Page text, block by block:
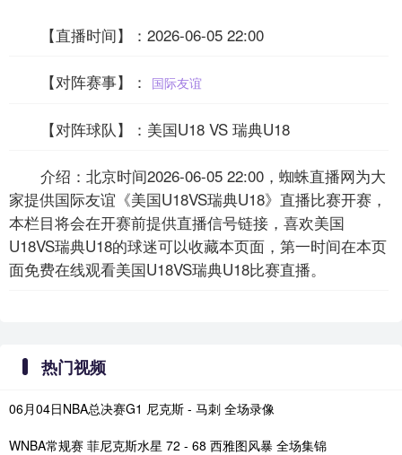
【直播时间】：2026-06-05 22:00
【对阵赛事】： 国际友谊
【对阵球队】：美国U18 VS 瑞典U18
介绍：北京时间2026-06-05 22:00，蜘蛛直播网为大
家提供国际友谊《美国U18VS瑞典U18》直播比赛开赛，
本栏目将会在开赛前提供直播信号链接，喜欢美国
U18VS瑞典U18的球迷可以收藏本页面，第一时间在本页
面免费在线观看美国U18VS瑞典U18比赛直播。
热门视频
06月04日NBA总决赛G1 尼克斯 - 马刺 全场录像
WNBA常规赛 菲尼克斯水星 72 - 68 西雅图风暴 全场集锦